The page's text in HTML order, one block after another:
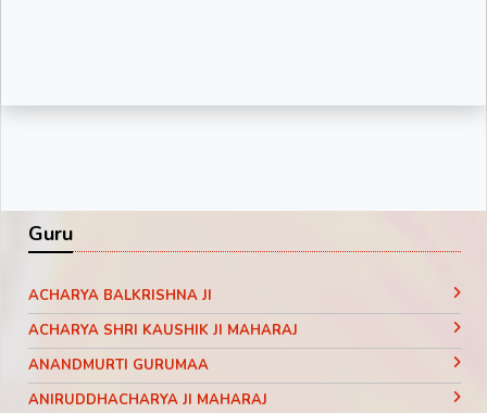
Guru
ACHARYA BALKRISHNA JI
ACHARYA SHRI KAUSHIK JI MAHARAJ
ANANDMURTI GURUMAA
ANIRUDDHACHARYA JI MAHARAJ